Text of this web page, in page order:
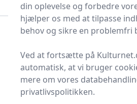
Bedste
anbefalinger
din oplevelse og forbedre
hjælper os med at tilpasse
behov og sikre en problemfri
Ved at fortsætte på
automatisk, at vi bruger
mere om vores
privatlivspolitikken.